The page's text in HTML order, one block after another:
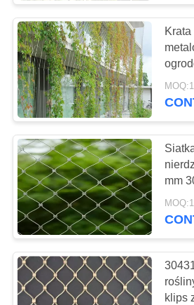
Metalowa
draperiami
Metallic
Fabric
mm
klips